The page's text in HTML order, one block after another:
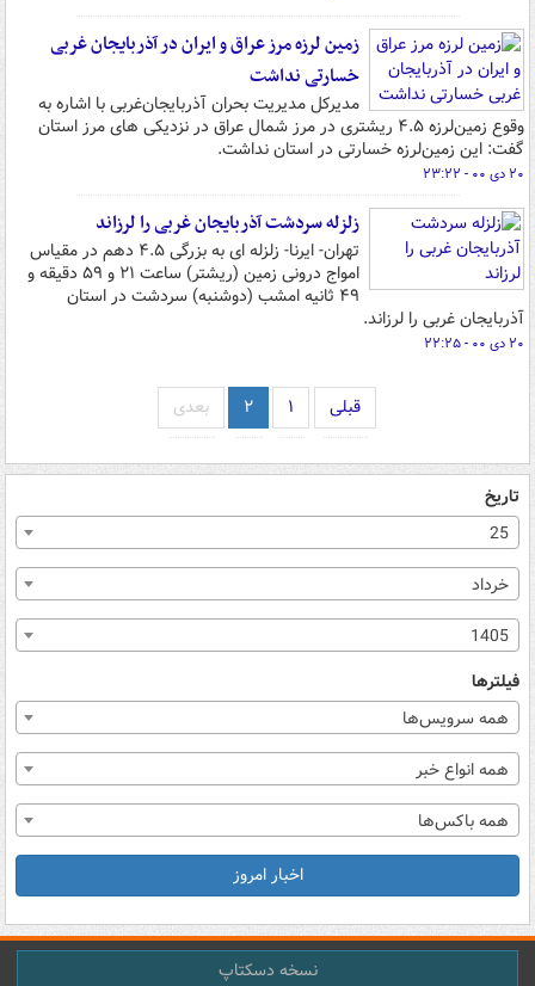
زمین لرزه مرز عراق و ایران در آذربایجان غربی
خسارتی نداشت
مدیرکل مدیریت بحران آذربایجان‌غربی با اشاره به
وقوع زمین‌لرزه ۴.۵ ریشتری در مرز شمال عراق در نزدیکی های مرز استان
گفت: این زمین‌لرزه‌ خسارتی در استان نداشت.
۲۰ دی ۰۰ - ۲۳:۲۲
زلزله سردشت آذربایجان غربی را لرزاند
تهران- ایرنا- زلزله ای به بزرگی ۴.۵ دهم در مقیاس
امواج درونی زمین (ریشتر) ساعت ۲۱ و ۵۹ دقیقه و
۴۹ ثانیه امشب (دوشنبه) سردشت در استان
آذربایجان غربی را لرزاند.
۲۰ دی ۰۰ - ۲۲:۲۵
قبلی ۱ ۲ بعدی
تاریخ
25
خرداد
1405
فیلترها
همه سرویس‌ها
همه انواع خبر
همه باکس‌ها
اخبار امروز
نسخه دسکتاپ